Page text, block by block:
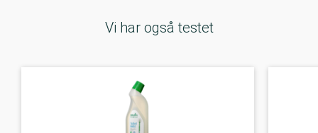
Vi har også testet